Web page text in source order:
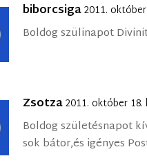
biborcsiga2011.
Boldog szülinapot
Zsotza2011. október 18.
Boldog születésnapot
sok bátor,és igényes